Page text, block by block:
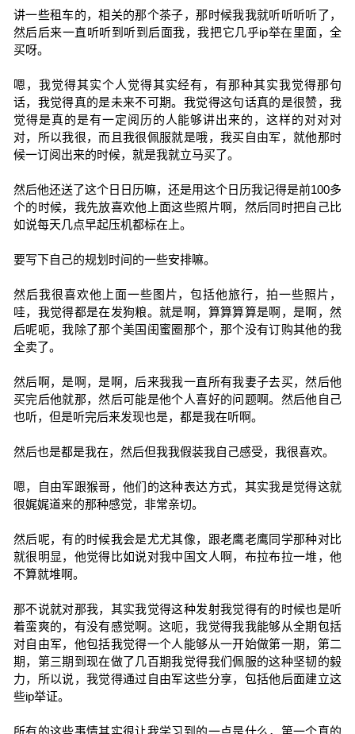
讲一些租车的，相关的那个茶子，那时候我我就听听听听了，
然后后来一直听听到听到后面我，我把它几乎ip举在里面，全
买呀。
嗯，我觉得其实个人觉得其实经有，有那种其实我觉得那句
话，我觉得真的是未来不可期。我觉得这句话真的是很赞，我
觉得是真的是有一定阅历的人能够讲出来的，这样的对对对
对，所以我很，而且我很佩服就是哦，我买自由军，就他那时
候一订阅出来的时候，就是我就立马买了。
然后他还送了这个日日历嘛，还是用这个日历我记得是前100多
个的时候，我先放喜欢他上面这些照片啊，然后同时把自己比
如说每天几点早起压机都标在上。
要写下自己的规划时间的一些安排嘛。
然后我很喜欢他上面一些图片，包括他旅行，拍一些照片，
哇，我觉得都是在发狗粮。就是啊，算算算算是啊，是啊，然
后呢呃，我除了那个美国闺蜜圈那个，那个没有订购其他的我
全卖了。
然后啊，是啊，是啊，后来我我一直所有我妻子去买，然后他
买完后他就那，然后可能是他个人喜好的问题啊。然后他自己
也听，但是听完后来发现也是，都是我在听啊。
然后也是都是我在，然后但我我假装我自己感受，我很喜欢。
嗯，自由军跟猴哥，他们的这种表达方式，其实我是觉得这就
很娓娓道来的那种感觉，非常亲切。
然后呢，有的时候我会是尤尤其像，跟老鹰老鹰同学那种对比
就很明显，他觉得比如说对我中国文人啊，布拉布拉一堆，他
不算就堆啊。
那不说就对那我，其实我觉得这种发射我觉得有的时候也是听
着蛮爽的，有没有感觉啊。这呃，我觉得我我能够从全期包括
对自由军，他包括我觉得一个人能够从一开始做第一期，第二
期，第三期到现在做了几百期我觉得我们佩服的这种坚韧的毅
力，所以说，我觉得通过自由军这些分享，包括他后面建立这
些ip举证。
所有的这些事情其实很让我学习到的一点是什么，第一个真的